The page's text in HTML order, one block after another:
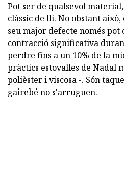
Pot ser de qualsevol
clàssic de lli. No obstant
seu major defecte només pot
contracció significativa
perdre fins a un 10% de la
pràctics estovalles de Nadal
polièster i viscosa -. Són
gairebé no s'arruguen.